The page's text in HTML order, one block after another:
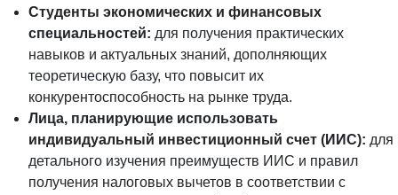
Студенты экономических и финансовых
специальностей: для получения практических
навыков и актуальных знаний, дополняющих
теоретическую базу, что повысит их
конкурентоспособность на рынке труда.
Лица, планирующие использовать
индивидуальный инвестиционный счет (ИИС): для
детального изучения преимуществ ИИС и правил
получения налоговых вычетов в соответствии с